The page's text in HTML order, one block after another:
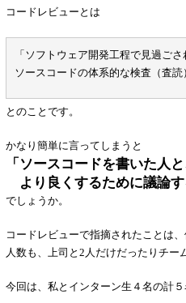
コードレビューとは
「ソフトウェア開発工程で見過ご
ソースコードの体系的な検査（査読
とのことです。
かなり簡単に言ってしまうと
「ソースコードを書いた人
より良くするために議論す
でしょうか。
コードレビューで指摘されたことは
人数も、上司と2人だけだったりチー
今回は、私とインターン生４名の計